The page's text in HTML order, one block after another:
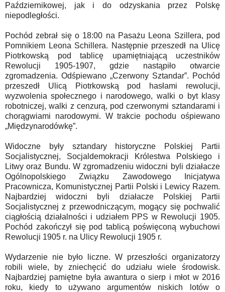
Październikowej, jak i do odzyskania przez Polskę
niepodległości.
Pochód zebrał się o 18:00 na Pasażu Leona Szillera, pod
Pomnikiem Leona Schillera. Następnie przeszedł na Ulicę
Piotrkowską pod tablicę upamiętniającą uczestników
Rewolucji 1905-1907, gdzie nastąpiło otwarcie
zgromadzenia. Odśpiewano „Czerwony Sztandar”. Pochód
przeszedł Ulicą Piotrkowską pod hasłami rewolucji,
wyzwolenia społecznego i narodowego, walki o byt klasy
robotniczej, walki z cenzurą, pod czerwonymi sztandarami i
chorągwiami narodowymi. W trakcie pochodu ośpiewano
„Międzynarodówkę”.
Widoczne były sztandary historyczne Polskiej Partii
Socjalistycznej, Socjaldemokracji Królestwa Polskiego i
Litwy oraz Bundu. W zgromadzeniu widoczni byli działacze
Ogólnopolskiego Związku Zawodowego Inicjatywa
Pracownicza, Komunistycznej Partii Polski i Lewicy Razem.
Najbardziej widoczni byli działacze Polskiej Partii
Socjalistycznej z przewodniczącym, mogący się pochwalić
ciągłością działalności i udziałem PPS w Rewolucji 1905.
Pochód zakończył się pod tablicą poświęconą wybuchowi
Rewolucji 1905 r. na Ulicy Rewolucji 1905 r.
Wydarzenie nie było liczne. W przeszłości organizatorzy
robili wiele, by zniechęcić do udziału wiele środowisk.
Najbardziej pamiętne była awantura o sierp i młot w 2016
roku, kiedy to używano argumentów niskich lotów o